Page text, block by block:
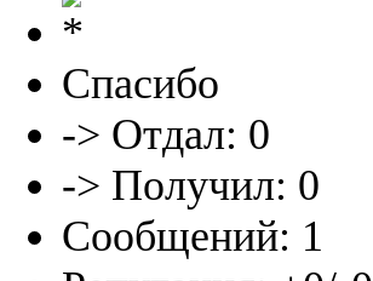
Спасибо
-> Отдал: 0
-> Получил: 0
Сообщений: 1